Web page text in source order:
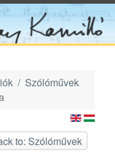
Szólóművek
to: Szólóművek